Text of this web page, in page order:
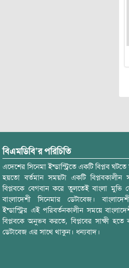
বিএমডিবি’র পরিচিতি
এদেশের সিনেমা ইন্ডাস্ট্রিতে একটি বিপ্লব ঘটতে
হয়তো বর্তমান সময়টা একটি
বিপ্লবকে বেগবান করে তুলতেই বাংলা মুভি
বাংলাদেশী সিনেমার ডেটাবেজ।
ইন্ডাস্ট্রির এই পরিবর্তনকালীন সময়ে
বিপ্লবকে অনুভব করতে, বিপ্লবের সাক্ষী হতে
ডেটাবেজ এর সাথে থাকুন। ধন্যবাদ।